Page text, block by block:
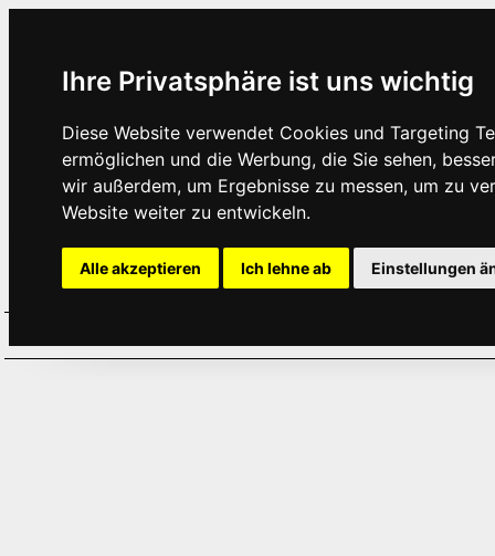
Ihre Privatsphäre ist uns wichtig
Diese Website verwendet Cookies und Targeting
ermöglichen und die Werbung, die Sie sehen,
wir außerdem, um Ergebnisse zu messen, um zu
Website weiter zu entwickeln.
Alle akzeptieren Ich lehne ab Einstellungen